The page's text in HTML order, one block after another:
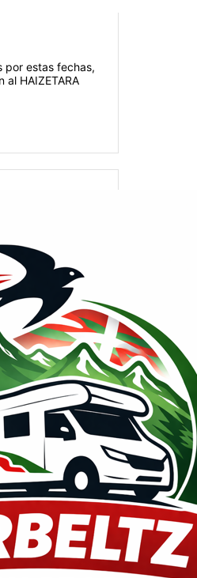
por estas fechas,
al HAIZETARA